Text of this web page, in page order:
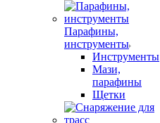
Парафины,
инструменты
Инструменты
Мази,
парафины
Щетки